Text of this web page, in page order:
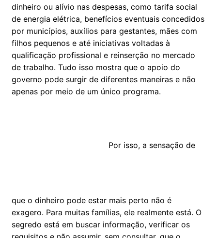
dinheiro ou alívio nas despesas, como tarifa social
de energia elétrica, benefícios eventuais concedidos
por municípios, auxílios para gestantes, mães com
filhos pequenos e até iniciativas voltadas à
qualificação profissional e reinserção no mercado
de trabalho. Tudo isso mostra que o apoio do
governo pode surgir de diferentes maneiras e não
apenas por meio de um único programa.
Por isso, a sensação de
que o dinheiro pode estar mais perto não é
exagero. Para muitas famílias, ele realmente está. O
segredo está em buscar informação, verificar os